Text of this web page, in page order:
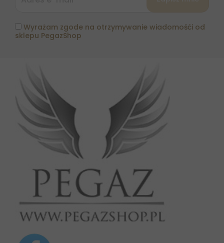
Wyrażam zgode na otrzymywanie wiadomośći od
sklepu PegazShop